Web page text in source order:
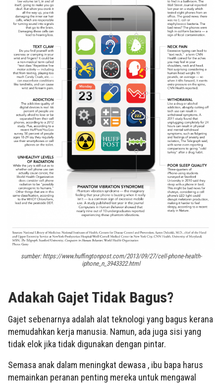
sumber: https://www.huffingtonpost.com/2013/09/27/cell-phone-health-
iphone_n_3943322.html
Adakah Gajet Tidak Bagus?
Gajet sebenarnya adalah alat teknologi yang bagus kerana
memudahkan kerja manusia. Namun, ada juga sisi yang
tidak elok jika tidak digunakan dengan pintar.
Semasa anak dalam meningkat dewasa , ibu bapa harus
memainkan peranan penting mereka untuk mengawal